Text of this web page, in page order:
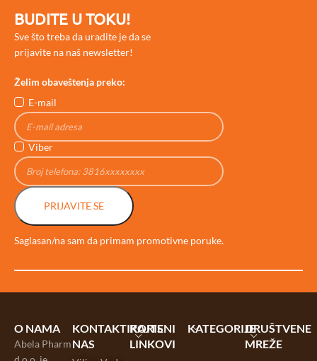
BUDITE U TOKU!
Sve što treba da uradite je da se
prijavite na naš newsletter!
Želim obaveštenja preko:
E-mail
Viber
PRIJAVITE SE
Saglasan/na sam da primam promotivne poruke.
O NAMA
Abela Pharm
KONTAKTIRAJTE
NAS
KORISNI
LINKOVI
KATEGORIJEDRUŠTVENE
MREŽE